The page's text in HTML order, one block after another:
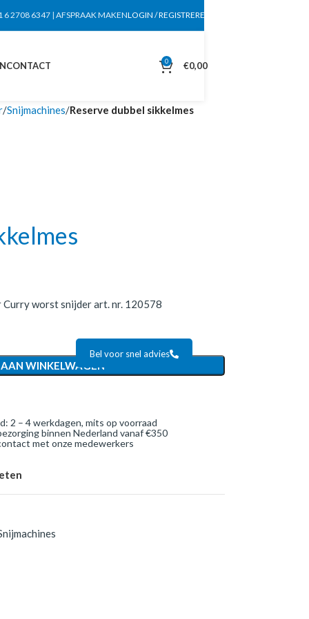
6 2708 6347 | AFSPRAAK MAKENLOGIN / REGISTREREN
CONTACT 0 €0,00
Snijmachines Reserve dubbel sikkelmes
Curry worst snijder art. nr. 120578
WINKELWAGEN
Bel voor snel advies
2 – 4 werkdagen, mits op voorraad
binnen Nederland vanaf €350
met onze medewerkers